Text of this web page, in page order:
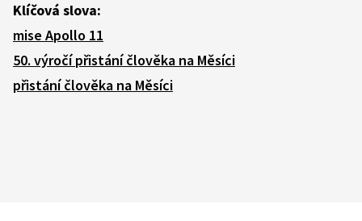
Klíčová slova:
mise Apollo 11
50. výročí přistání člověka na Měsíci
přistání člověka na Měsíci